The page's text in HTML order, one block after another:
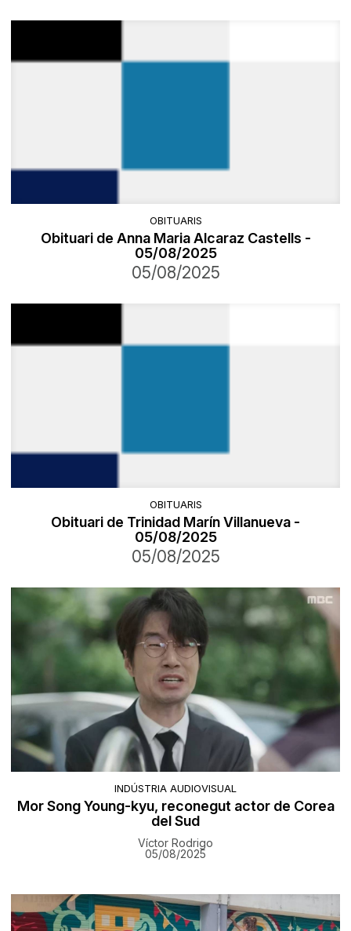
OBITUARIS
Obituari de Anna Maria Alcaraz Castells -
05/08/2025
05/08/2025
OBITUARIS
Obituari de Trinidad Marín Villanueva -
05/08/2025
05/08/2025
INDÚSTRIA AUDIOVISUAL
Mor Song Young-kyu, reconegut actor de Corea
del Sud
Víctor Rodrigo
05/08/2025